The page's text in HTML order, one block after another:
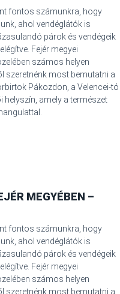
fontos számunkra, hogy
ahol vendéglátók is
párok és vendégeik
Fejér megyei
számos helyen
szeretnénk most bemutatni a
Pákozdon, a Velencei-tó
helyszín, amely a természet
MEGYÉBEN –
fontos számunkra, hogy
ahol vendéglátók is
párok és vendégeik
Fejér megyei
számos helyen
szeretnénk most bemutatni a